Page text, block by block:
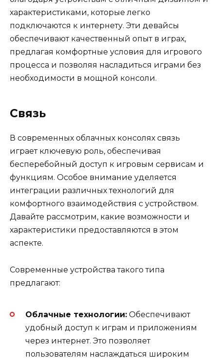
характеристиками, которые легко
подключаются к интернету. Эти девайсы
обеспечивают качественный опыт в играх,
предлагая комфортные условия для игрового
процесса и позволяя насладиться играми без
необходимости в мощной консоли.
Связь
В современных облачных консолях связь
играет ключевую роль, обеспечивая
бесперебойный доступ к игровым сервисам и
функциям. Особое внимание уделяется
интеграции различных технологий для
комфортного взаимодействия с устройством.
Давайте рассмотрим, какие возможности и
характеристики предоставляются в этом
аспекте.
Современные устройства такого типа
предлагают:
Облачные технологии: Обеспечивают
удобный доступ к играм и приложениям
через интернет. Это позволяет
пользователям наслаждаться широким